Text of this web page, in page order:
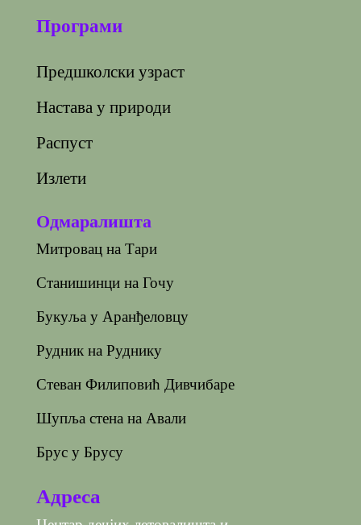
Програми
Предшколски узраст
Настава у природи
Распуст
Излети
Одмаралишта
Митровац на Тари
Станишинци на Гочу
Букуља у Аранђеловцу
Рудник на Руднику
Стеван Филиповић Дивчибаре
Шупља стена на Авали
Брус у Брусу
Адреса